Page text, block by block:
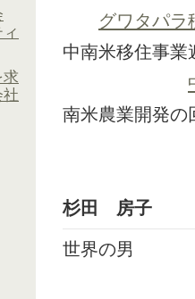
求
グワタパ
中南米移住事業
南米農業開発の
杉田 房子
世界の男